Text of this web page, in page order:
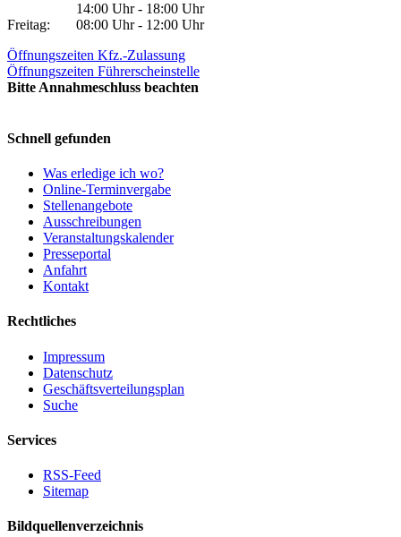
14:00 Uhr - 18:00 Uhr
Freitag:
08:00 Uhr - 12:00 Uhr
Öffnungszeiten Kfz.-Zulassung
Öffnungszeiten Führerscheinstelle
Bitte Annahmeschluss beachten
Schnell gefunden
Was erledige ich wo?
Online-Terminvergabe
Stellenangebote
Ausschreibungen
Veranstaltungskalender
Presseportal
Anfahrt
Kontakt
Rechtliches
Impressum
Datenschutz
Geschäftsverteilungsplan
Suche
Services
RSS-Feed
Sitemap
Bildquellenverzeichnis